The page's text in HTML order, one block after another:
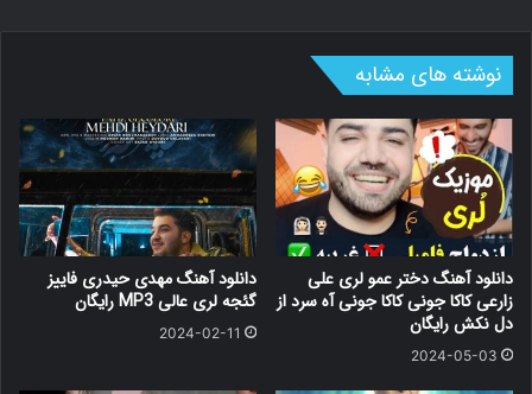
نوشته های مشابه
دانلود آهنگ دختر عمو لری علی
زارعی کاکا جونی کاکا جونی آه سرد از
دل نکش رایگان
2024-05-03
دانلود آهنگ مهدی حیدری فاییز
گئجه لری عالی MP3 رایگان
2024-02-11